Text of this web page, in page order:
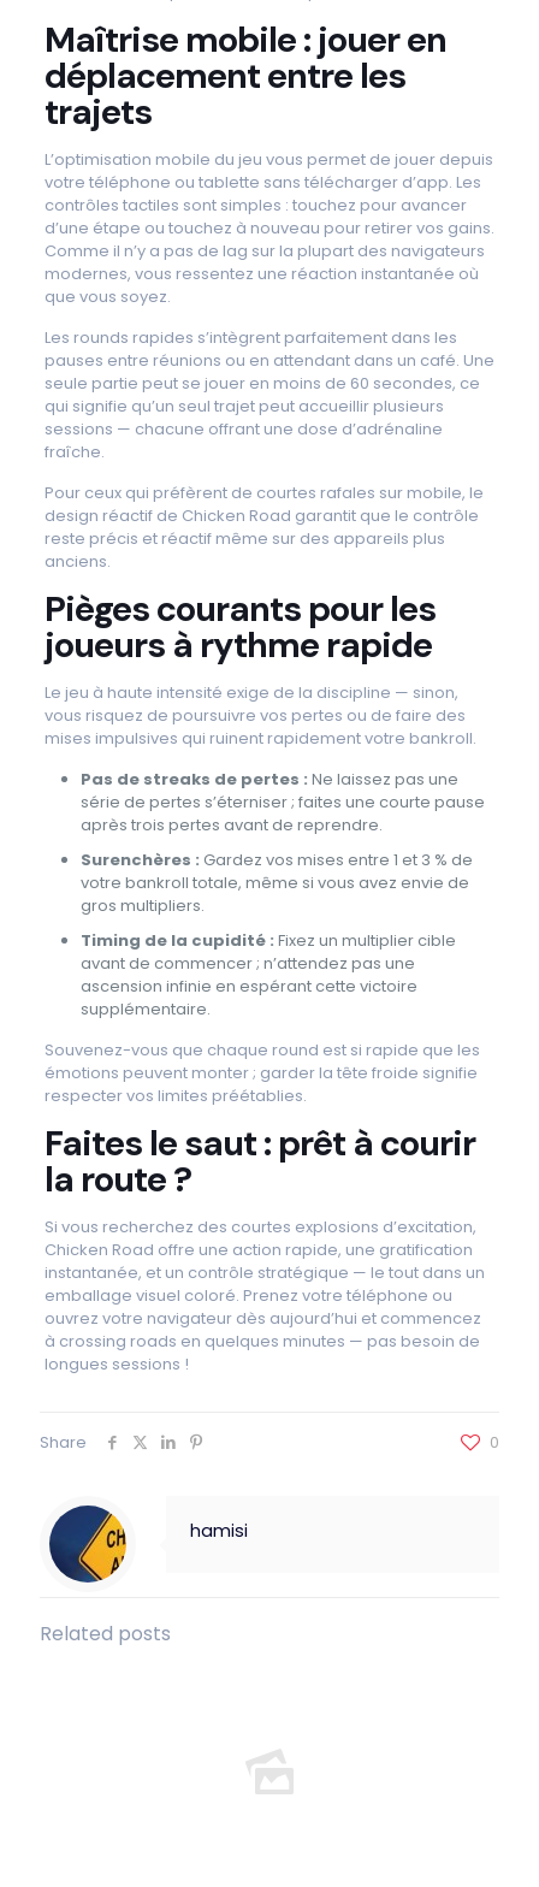
Maîtrise mobile : jouer en
déplacement entre les
trajets
L’optimisation mobile du jeu vous permet de jouer depuis
votre téléphone ou tablette sans télécharger d’app. Les
contrôles tactiles sont simples : touchez pour avancer
d’une étape ou touchez à nouveau pour retirer vos gains.
Comme il n’y a pas de lag sur la plupart des navigateurs
modernes, vous ressentez une réaction instantanée où
que vous soyez.
Les rounds rapides s’intègrent parfaitement dans les
pauses entre réunions ou en attendant dans un café. Une
seule partie peut se jouer en moins de 60 secondes, ce
qui signifie qu’un seul trajet peut accueillir plusieurs
sessions — chacune offrant une dose d’adrénaline
fraîche.
Pour ceux qui préfèrent de courtes rafales sur mobile, le
design réactif de Chicken Road garantit que le contrôle
reste précis et réactif même sur des appareils plus
anciens.
Pièges courants pour les
joueurs à rythme rapide
Le jeu à haute intensité exige de la discipline — sinon,
vous risquez de poursuivre vos pertes ou de faire des
mises impulsives qui ruinent rapidement votre bankroll.
Pas de streaks de pertes : Ne laissez pas une
série de pertes s’éterniser ; faites une courte pause
après trois pertes avant de reprendre.
Surenchères : Gardez vos mises entre 1 et 3 % de
votre bankroll totale, même si vous avez envie de
gros multipliers.
Timing de la cupidité : Fixez un multiplier cible
avant de commencer ; n’attendez pas une
ascension infinie en espérant cette victoire
supplémentaire.
Souvenez-vous que chaque round est si rapide que les
émotions peuvent monter ; garder la tête froide signifie
respecter vos limites préétablies.
Faites le saut : prêt à courir
la route ?
Si vous recherchez des courtes explosions d’excitation,
Chicken Road offre une action rapide, une gratification
instantanée, et un contrôle stratégique — le tout dans un
emballage visuel coloré. Prenez votre téléphone ou
ouvrez votre navigateur dès aujourd’hui et commencez
à crossing roads en quelques minutes — pas besoin de
longues sessions !
Share 0
hamisi
Related posts